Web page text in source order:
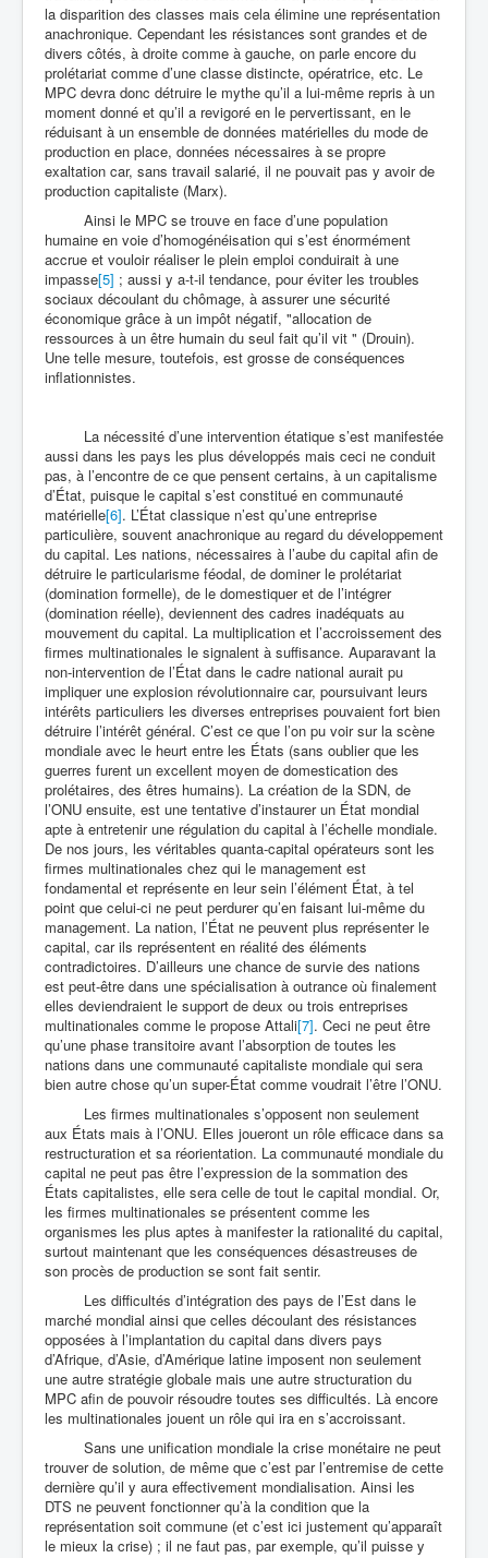
la disparition des classes mais cela élimine une représentation
anachronique. Cependant les résistances sont grandes et de
divers côtés, à droite comme à gauche, on parle encore du
prolétariat comme d’une classe distincte, opératrice, etc. Le
MPC devra donc détruire le mythe qu’il a lui-même repris à un
moment donné et qu’il a revigoré en le pervertissant, en le
réduisant à un ensemble de données matérielles du mode de
production en place, données nécessaires à se propre
exaltation car, sans travail salarié, il ne pouvait pas y avoir de
production capitaliste (Marx).
Ainsi le MPC se trouve en face d’une population
humaine en voie d’homogénéisation qui s’est énormément
accrue et vouloir réaliser le plein emploi conduirait à une
impasse[5] ; aussi y a-t-il tendance, pour éviter les troubles
sociaux découlant du chômage, à assurer une sécurité
économique grâce à un impôt négatif, "allocation de
ressources à un être humain du seul fait qu’il vit " (Drouin).
Une telle mesure, toutefois, est grosse de conséquences
inflationnistes.
La nécessité d’une intervention étatique s’est manifestée
aussi dans les pays les plus développés mais ceci ne conduit
pas, à l’encontre de ce que pensent certains, à un capitalisme
d’État, puisque le capital s’est constitué en communauté
matérielle[6]. L’État classique n’est qu’une entreprise
particulière, souvent anachronique au regard du développement
du capital. Les nations, nécessaires à l’aube du capital afin de
détruire le particularisme féodal, de dominer le prolétariat
(domination formelle), de le domestiquer et de l’intégrer
(domination réelle), deviennent des cadres inadéquats au
mouvement du capital. La multiplication et l’accroissement des
firmes multinationales le signalent à suffisance. Auparavant la
non-intervention de l’État dans le cadre national aurait pu
impliquer une explosion révolutionnaire car, poursuivant leurs
intérêts particuliers les diverses entreprises pouvaient fort bien
détruire l’intérêt général. C’est ce que l’on pu voir sur la scène
mondiale avec le heurt entre les États (sans oublier que les
guerres furent un excellent moyen de domestication des
prolétaires, des êtres humains). La création de la SDN, de
l’ONU ensuite, est une tentative d’instaurer un État mondial
apte à entretenir une régulation du capital à l’échelle mondiale.
De nos jours, les véritables quanta-capital opérateurs sont les
firmes multinationales chez qui le management est
fondamental et représente en leur sein l’élément État, à tel
point que celui-ci ne peut perdurer qu’en faisant lui-même du
management. La nation, l’État ne peuvent plus représenter le
capital, car ils représentent en réalité des éléments
contradictoires. D’ailleurs une chance de survie des nations
est peut-être dans une spécialisation à outrance où finalement
elles deviendraient le support de deux ou trois entreprises
multinationales comme le propose Attali[7]. Ceci ne peut être
qu’une phase transitoire avant l’absorption de toutes les
nations dans une communauté capitaliste mondiale qui sera
bien autre chose qu’un super-État comme voudrait l’être l’ONU.
Les firmes multinationales s’opposent non seulement
aux États mais à l’ONU. Elles joueront un rôle efficace dans sa
restructuration et sa réorientation. La communauté mondiale du
capital ne peut pas être l’expression de la sommation des
États capitalistes, elle sera celle de tout le capital mondial. Or,
les firmes multinationales se présentent comme les
organismes les plus aptes à manifester la rationalité du capital,
surtout maintenant que les conséquences désastreuses de
son procès de production se sont fait sentir.
Les difficultés d’intégration des pays de l’Est dans le
marché mondial ainsi que celles découlant des résistances
opposées à l’implantation du capital dans divers pays
d’Afrique, d’Asie, d’Amérique latine imposent non seulement
une autre stratégie globale mais une autre structuration du
MPC afin de pouvoir résoudre toutes ses difficultés. Là encore
les multinationales jouent un rôle qui ira en s’accroissant.
Sans une unification mondiale la crise monétaire ne peut
trouver de solution, de même que c’est par l’entremise de cette
dernière qu’il y aura effectivement mondialisation. Ainsi les
DTS ne peuvent fonctionner qu’à la condition que la
représentation soit commune (et c’est ici justement qu’apparaît
le mieux la crise) ; il ne faut pas, par exemple, qu’il puisse y